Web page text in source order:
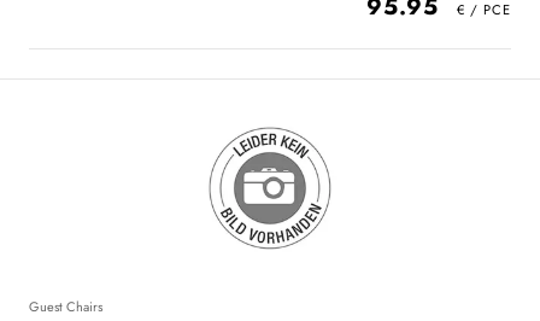
95.95
Guest Chairs